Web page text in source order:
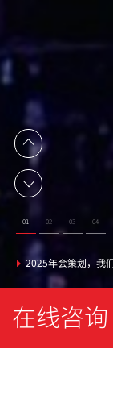
提供 活动策划 服务
活动策划优质服务商
翎鹿策划服务政府
2025年会策划，我
01 02 03 04
在线咨询